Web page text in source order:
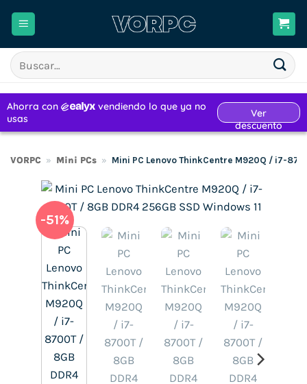
Buscar
por:
VORPC » Mini PCs » Mini PC Lenovo ThinkCentre M920Q / i7-
-51%